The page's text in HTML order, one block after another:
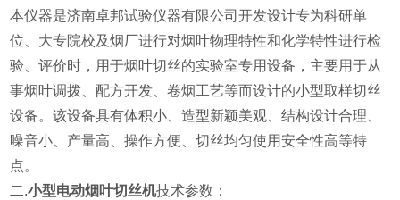
本仪器是济南卓邦试验仪器有限公司开发设计专为科研单
位、大专院校及烟厂进行对烟叶物理特性和化学特性进行检
验、评价时，用于烟叶切丝的实验室专用设备，主要用于从
事烟叶调拨、配方开发、卷烟工艺等而设计的小型取样切丝
设备。该设备具有体积小、造型新颖美观、结构设计合理、
噪音小、产量高、操作方便、切丝均匀使用安全性高等特
点。
二.小型电动烟叶切丝机技术参数：